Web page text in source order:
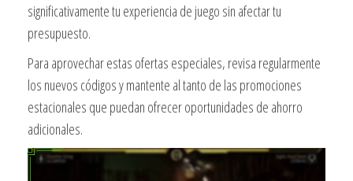
significativamente tu experiencia de juego sin afectar tu
presupuesto.
Para aprovechar estas ofertas especiales, revisa regularmente
los nuevos códigos y mantente al tanto de las promociones
estacionales que puedan ofrecer oportunidades de ahorro
adicionales.